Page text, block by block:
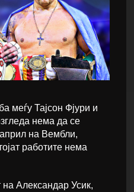
меѓу Тајсон Фјури и
нема да се
на Вембли,
работите нема
Александар Усик,